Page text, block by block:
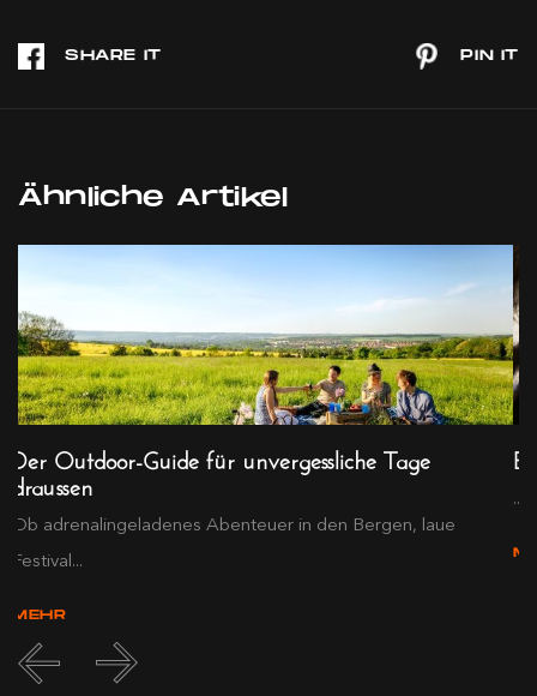
Ähnliche Artikel
Der Outdoor-Guide für unvergessliche Tage
draussen
Ob adrenalingeladenes Abenteuer in den Bergen, laue
Festival...
MEHR
...